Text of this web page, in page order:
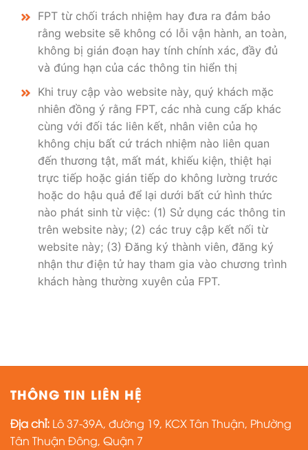
FPT từ chối trách nhiệm hay đưa ra đảm bảo
rằng website sẽ không có lỗi vận hành, an toàn,
không bị gián đoạn hay tính chính xác, đầy đủ
và đúng hạn của các thông tin hiển thị
Khi truy cập vào website này, quý khách mặc
nhiên đồng ý rằng FPT, các nhà cung cấp khác
cùng với đối tác liên kết, nhân viên của họ
không chịu bất cứ trách nhiệm nào liên quan
đến thương tật, mất mát, khiếu kiện, thiệt hại
trực tiếp hoặc gián tiếp do không lường trước
hoặc do hậu quả để lại dưới bất cứ hình thức
nào phát sinh từ việc: (1) Sử dụng các thông tin
trên website này; (2) các truy cập kết nối từ
website này; (3) Đăng ký thành viên, đăng ký
nhận thư điện tử hay tham gia vào chương trình
khách hàng thường xuyên của FPT.
THÔNG TIN LIÊN HỆ
Địa chỉ: Lô 37-39A, đường 19, KCX Tân Thuận, Phường
Tân Thuận Đông, Quận 7